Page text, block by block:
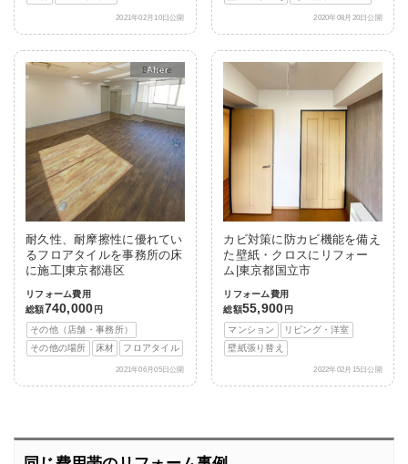
2021年02月10日公開 2020年08月20日公開
After
耐久性、耐摩擦性に優れてい
るフロアタイルを事務所の床
に施工|東京都港区
リフォーム費用
総額740,000 円
その他（店舗・事務所）
その他の場所
床材 フロアタイル
2021年06月05日公開
カビ対策に防カビ機能を備え
た壁紙・クロスにリフォー
ム|東京都国立市
リフォーム費用
総額55,900 円
マンション
リビング・洋室
壁紙張り替え
2022年02月15日公開